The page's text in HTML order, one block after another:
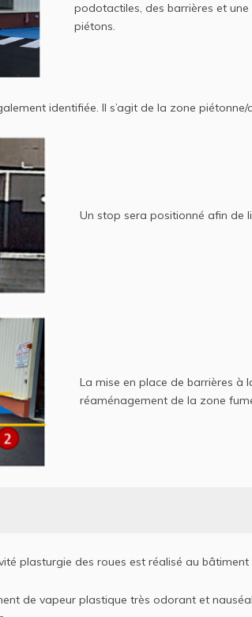
podotactiles, des barrières et
piétons.
identifiée. Il s’agit de la zone piétonne/
Un stop sera positionné afin de
La mise en place de barrières à
réaménagement de la zone
plasturgie des roues est réalisé au bâtiment
de vapeur plastique très odorant et